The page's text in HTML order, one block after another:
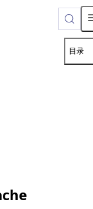
index is
目录